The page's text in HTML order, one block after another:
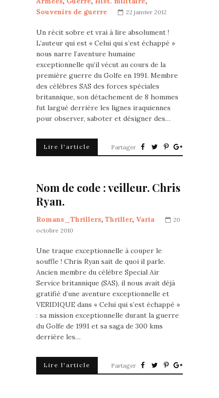
Souvenirs de guerre
22 janvier 2012
Un récit sobre et vrai à lire absolument !
L’auteur qui est « Celui qui s’est échappé »
nous narre l’aventure humaine
exceptionnelle qu’il vécut au cours de la
première guerre du Golfe en 1991. Membre
des célèbres SAS des forces spéciales
britannique, son détachement de 8 hommes
fut largué derrière les lignes iraquiennes
pour observer, saboter et désigner des…
Lire l'article Partager
Nom de code : veilleur. Chris
Ryan.
Romans_Thrillers, Thriller, Varia
20
octobre 2010
Une traque exceptionnelle à couper le
souffle ! Chris Ryan sait de quoi il parle.
Ancien membre du célèbre Special Air
Service britannique (SAS), il nous avait déjà
gratifié d’une aventure exceptionnelle et
VERIDIQUE dans « Celui qui s’est échappé »
: sa mission exceptionnelle durant la guerre
du Golfe de 1991 et sa saga de 300 kms
derrière les…
Lire l'article Partager